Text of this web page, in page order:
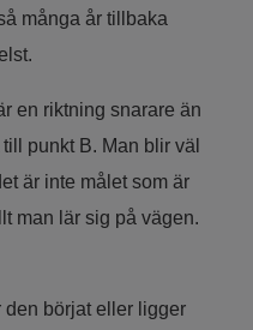
många år tillbaka
en riktning snarare än
punkt B. Man blir väl
är inte målet som är
man lär sig på vägen.
den börjat eller ligger